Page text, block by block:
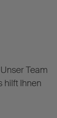
Team
hilft Ihnen